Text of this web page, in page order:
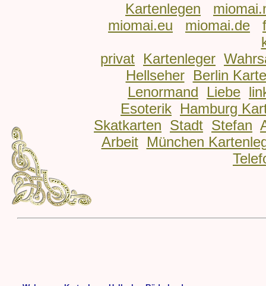
Kartenlegen
miomai.eu
miomai.de
privat Kartenleger
Hellseher
Berlin
Lenormand
Liebe
Esoterik Hamburg
Skatkarten Stadt Stefan
Arbeit
München